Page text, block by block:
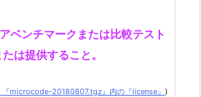
ベンチマークまたは比較テスト
は提供すること。
『microcode-20180807.tgz』内の『license』 )